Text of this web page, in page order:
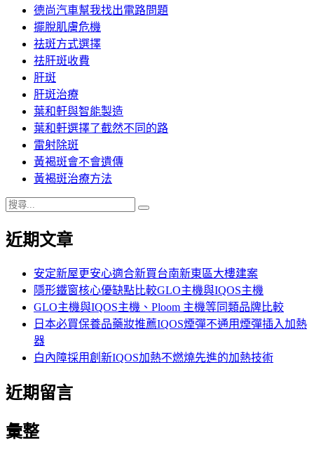
德尚汽車幫我找出電路問題
擺脫肌膚危機
祛斑方式選擇
祛肝斑收費
肝斑
肝斑治療
葉和軒與智能製造
葉和軒選擇了截然不同的路
雷射除斑
黃褐斑會不會遺傳
黃褐斑治療方法
搜
關
近期文章
安定新屋更安心適合新買台南新東區大樓建案
隱形鐵窗核心優缺點比較GLO主機與IQOS主機
GLO主機與IQOS主機、Ploom 主機等同類品牌比較
日本必買保養品藥妝推薦IQOS煙彈不通用煙彈插入加熱
器
白內障採用創新IQOS加熱不燃燒先進的加熱技術
近期留言
彙整